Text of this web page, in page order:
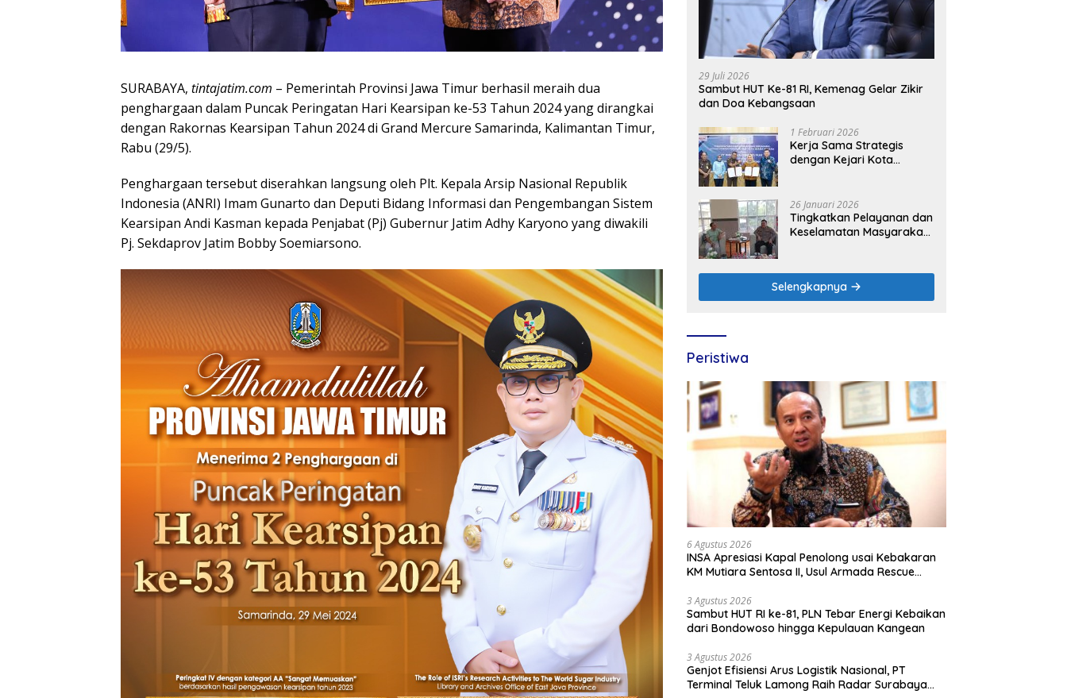
SURABAYA, tintajatim.com – Pemerintah Provinsi Jawa Timur berhasil meraih dua
penghargaan dalam Puncak Peringatan Hari Kearsipan ke-53 Tahun 2024 yang dirangkai
dengan Rakornas Kearsipan Tahun 2024 di Grand Mercure Samarinda, Kalimantan Timur,
Rabu (29/5).
Penghargaan tersebut diserahkan langsung oleh Plt. Kepala Arsip Nasional Republik
Indonesia (ANRI) Imam Gunarto dan Deputi Bidang Informasi dan Pengembangan Sistem
Kearsipan Andi Kasman kepada Penjabat (Pj) Gubernur Jatim Adhy Karyono yang diwakili
Pj. Sekdaprov Jatim Bobby Soemiarsono.
29 Juli 2026
Sambut HUT Ke-81 RI, Kemenag Gelar Zikir
dan Doa Kebangsaan
1 Februari 2026
Kerja Sama Strategis
dengan Kejari Kota
Green Enabler di Jawa
Timur
26 Januari 2026
Tingkatkan Pelayanan dan
Keselamatan Masyarakat,
Polres Nganjuk
Selengkapnya
Peristiwa
6 Agustus 2026
INSA Apresiasi Kapal Penolong usai Kebakaran
KM Mutiara Sentosa II, Usul Armada Rescue
3 Agustus 2026
Sambut HUT RI ke-81, PLN Tebar Energi Kebaikan
dari Bondowoso hingga Kepulauan Kangean
3 Agustus 2026
Genjot Efisiensi Arus Logistik Nasional, PT
Terminal Teluk Lamong Raih Radar Surabaya